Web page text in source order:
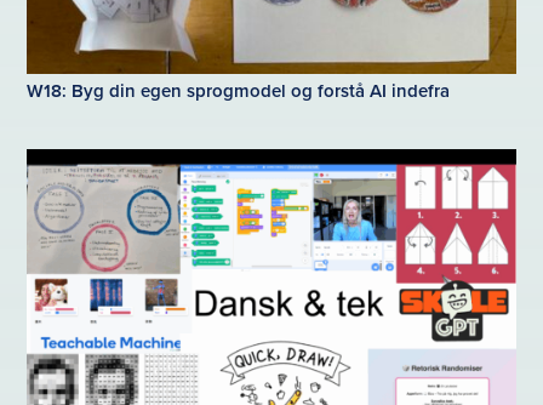
W18: Byg din egen sprogmodel og forstå AI indefra